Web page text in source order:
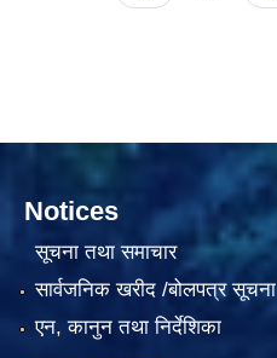
Notices
सूचना तथा समाचार
सार्वजनिक खरीद /बोलपत्र सूचना
एन, कानुन तथा निर्देशिका